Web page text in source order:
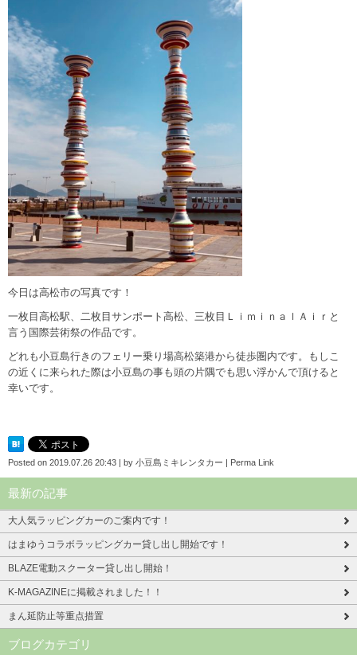
今日は高松市の写真です！
一枚目高松駅、二枚目サンポート高松、三枚目ＬｉｍｉｎａｌＡｉｒと
言う国際芸術祭の作品です。
どれも小豆島行きのフェリー乗り場高松築港から徒歩圏内です。もしこ
の近くに来られた際は小豆島の事も頭の片隅でも思い浮かんで頂けると
幸いです。
Posted on 2019.07.26 20:43 by 小豆島ミキレンタカー Perma Link
最新の記事
大人気ラッピングカーのご案内です！
はまゆうコラボラッピングカー貸し出し開始です！
BLAZE電動スクーター貸し出し開始！
K-MAGAZINEに掲載されました！！
まん延防止等重点措置
ブログカテゴリ